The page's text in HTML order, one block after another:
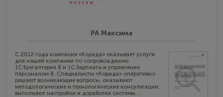
РА Максима
С 2012 года компания «Корада» оказывает услуги
для нашей компании по сопровождению
1С:Бухгалтерия 8 и 1С:Зарплата и управление
персоналом 8. Специалисты «Корада» оперативно
решают возникающие вопросы, оказывают
методологические и технологические консультации,
выполняют настройки и доработки системы ...